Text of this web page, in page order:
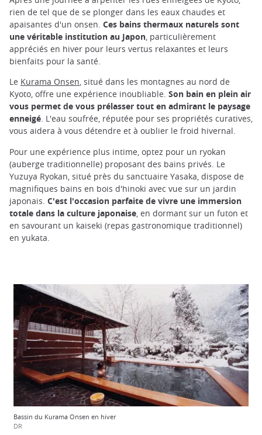
rien de tel que de se plonger dans les eaux chaudes et
apaisantes d'un onsen. Ces bains thermaux naturels sont
une véritable institution au Japon, particulièrement
appréciés en hiver pour leurs vertus relaxantes et leurs
bienfaits pour la santé.
Le Kurama Onsen, situé dans les montagnes au nord de
Kyoto, offre une expérience inoubliable. Son bain en plein air
vous permet de vous prélasser tout en admirant le paysage
enneigé. L'eau soufrée, réputée pour ses propriétés curatives,
vous aidera à vous détendre et à oublier le froid hivernal.
Pour une expérience plus intime, optez pour un ryokan
(auberge traditionnelle) proposant des bains privés. Le
Yuzuya Ryokan, situé près du sanctuaire Yasaka, dispose de
magnifiques bains en bois d'hinoki avec vue sur un jardin
japonais. C'est l'occasion parfaite de vivre une immersion
totale dans la culture japonaise , en dormant sur un futon et
en savourant un kaiseki (repas gastronomique traditionnel)
en yukata.
Bassin du Kurama Onsen en hiver
DR